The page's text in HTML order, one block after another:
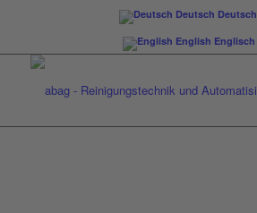
Deutsch Deutsch
English Englisch